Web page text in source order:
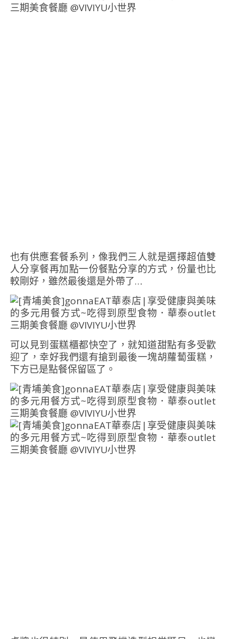
也有供應套餐系列，像我們三人就是選擇超值雙
人分享餐再加點一份餐點分享的方式，份量也比
較剛好，雖然最後還是外帶了…
可以見到蛋糕櫃都快空了，就知道甜點有多受歡
迎了，幸好我們還有搶到最後一塊胡蘿蔔蛋糕，
下方已是點餐保留區了。